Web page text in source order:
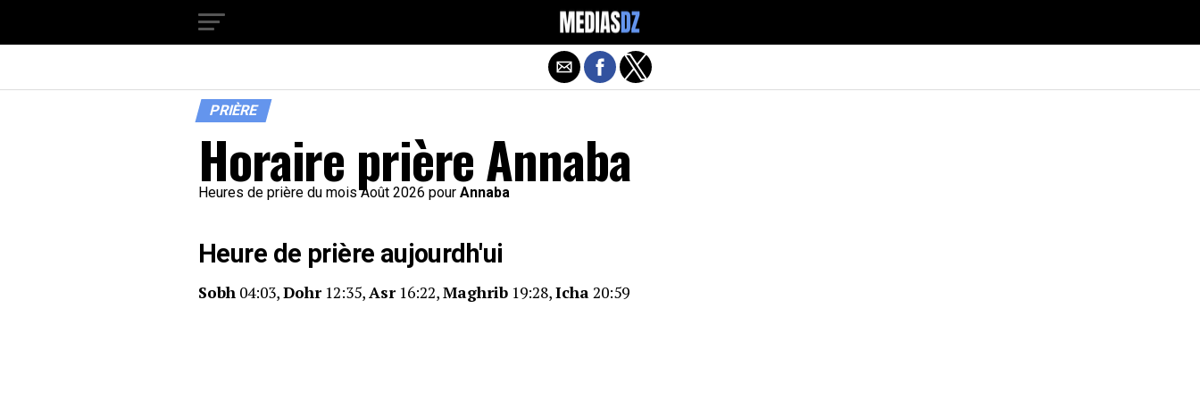
PRIÈRE
Horaire prière Annaba
Heures de prière du mois Août 2026 pour Annaba
Heure de prière aujourdh'ui
Sobh 04:03,Dohr12:35,Asr16:22,Maghrib 19:28,Icha20:59